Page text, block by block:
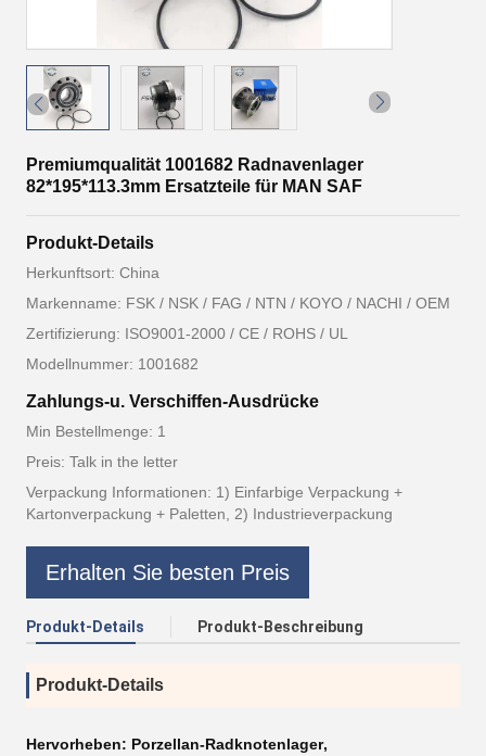
Premiumqualität 1001682 Radnavenlager
82*195*113.3mm Ersatzteile für MAN SAF
Produkt-Details
Herkunftsort: China
Markenname: FSK / NSK / FAG / NTN / KOYO / NACHI / OEM
Zertifizierung: ISO9001-2000 / CE / ROHS / UL
Modellnummer: 1001682
Zahlungs-u. Verschiffen-Ausdrücke
Min Bestellmenge: 1
Preis: Talk in the letter
Verpackung Informationen: 1) Einfarbige Verpackung +
Kartonverpackung + Paletten, 2) Industrieverpackung
Erhalten Sie besten Preis
Produkt-Details Produkt-Beschreibung
Produkt-Details
Hervorheben: Porzellan-Radknotenlager,